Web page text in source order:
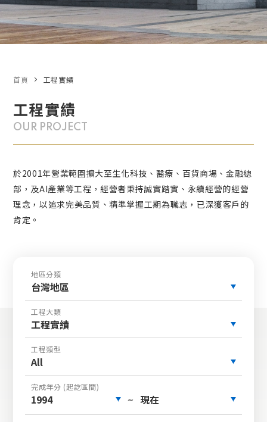
工程實績
OUR PROJECT
於2001年營業範圍擴大至生化科技、醫療、百貨商場、金融總
部，及AI產業等工程，經營者秉持誠實踏實、永續經營的經營
理念，以追求完美品質、精準掌握工期為職志，已深獲客戶的
肯定。
首頁 工程實績
地區分類
台灣地區
工程大類
工程實績
工程類型
All
完成年分 (起訖區間)
1994 ~ 現在